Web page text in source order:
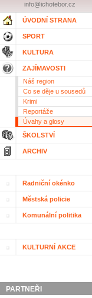
info@ichotebor.cz
ÚVODNÍ STRANA
SPORT
KULTURA
ZAJÍMAVOSTI
Náš region
Co se děje u sousedů
Krimi
Reportáže
Úvahy a glosy
ŠKOLSTVÍ
ARCHIV
Radniční okénko
Městská policie
Komunální politika
KULTURNÍ AKCE
PARTNEŘI